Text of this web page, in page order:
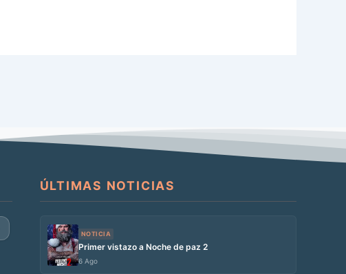
ÚLTIMAS NOTICIAS
NOTICIA
Primer vistazo a Noche de paz 2
6 Ago